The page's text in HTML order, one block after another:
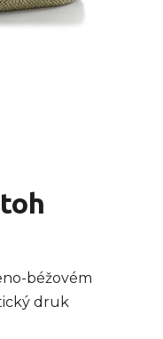
béžovém
druk